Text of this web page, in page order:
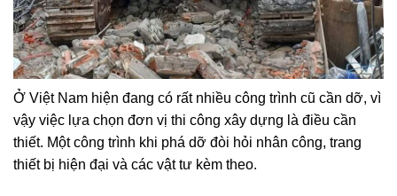
Ở Việt Nam hiện đang có rất nhiều công trình cũ cần dỡ, vì
vậy việc lựa chọn đơn vị thi công xây dựng là điều cần
thiết. Một công trình khi phá dỡ đòi hỏi nhân công, trang